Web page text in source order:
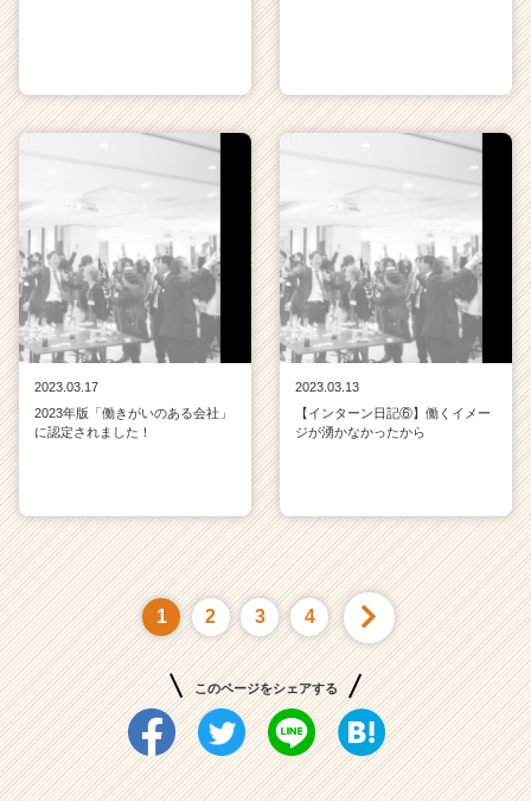
2023.03.17
2023年版「働きがいのある会社」
に認定されました！
2023.03.13
【インターン日記⑥】働くイメー
ジが湧かなかったから
1 2 3 4
このページをシェアする